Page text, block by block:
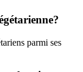
parmi ses